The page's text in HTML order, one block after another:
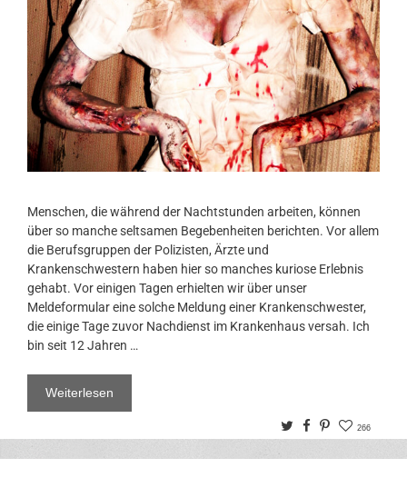
Menschen, die während der Nachtstunden arbeiten, können
über so manche seltsamen Begebenheiten berichten. Vor allem
die Berufsgruppen der Polizisten, Ärzte und
Krankenschwestern haben hier so manches kuriose Erlebnis
gehabt. Vor einigen Tagen erhielten wir über unser
Meldeformular eine solche Meldung einer Krankenschwester,
die einige Tage zuvor Nachdienst im Krankenhaus versah. Ich
bin seit 12 Jahren …
Weiterlesen
TwitterFacebook
Pinterest
266